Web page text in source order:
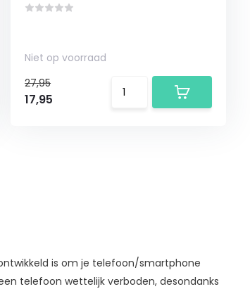
Niet op voorraad
27,95
17,95
is om je telefoon/smartphone
telefoon wettelijk verboden, desondanks